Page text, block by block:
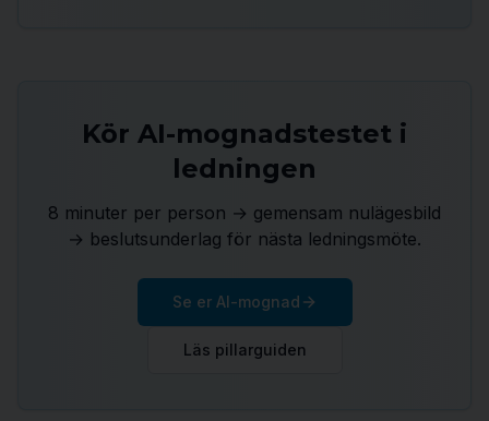
Kör AI-mognadstestet i
ledningen
8 minuter per person → gemensam nulägesbild
→ beslutsunderlag för nästa ledningsmöte.
Se er AI-mognad
Läs pillarguiden